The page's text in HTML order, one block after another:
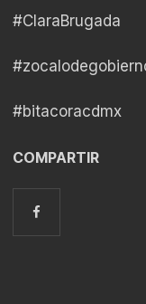
#ClaraBrugada
#bitacoracdmx
COMPARTIR